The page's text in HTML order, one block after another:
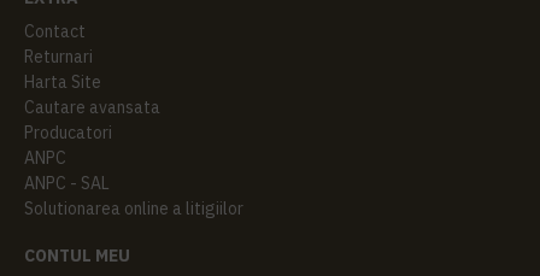
Contact
Returnari
Harta Site
Cautare avansata
Producatori
ANPC
ANPC - SAL
Solutionarea online a litigiilor
CONTUL MEU